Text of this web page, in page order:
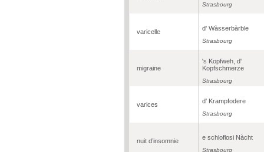
Strasbourg
varicelle d' Wàsserbàrble
Strasbourg
migraine
's Kopfweh, d'
Kopfschmerze
Strasbourg
varices d' Krampfodere
Strasbourg
nuit d’insomnie e schloflosi Nàcht
Strasbourg